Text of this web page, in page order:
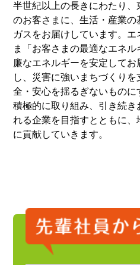
半世紀以上の長きにわたり、
のお客さまに、生活・産業
ガスをお届けしています。
ま「お客さまの最適なエネ
廉なエネルギーを安定して
し、災害に強いまちづくり
全・安心を揺るぎないもの
積極的に取り組み、引き続き
れる企業を目指すとともに
に貢献していきます。